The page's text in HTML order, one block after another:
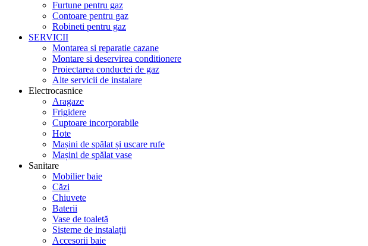
Furtune pentru gaz
Contoare pentru gaz
Robineti pentru gaz
SERVICII
Montarea si reparatie cazane
Montare si deservirea conditionere
Proiectarea conductei de gaz
Alte servicii de instalare
Electrocasnice
Aragaze
Frigidere
Cuptoare incorporabile
Hote
Mașini de spălat și uscare rufe
Mașini de spălat vase
Sanitare
Mobilier baie
Căzi
Chiuvete
Baterii
Vase de toaletă
Sisteme de instalații
Accesorii baie